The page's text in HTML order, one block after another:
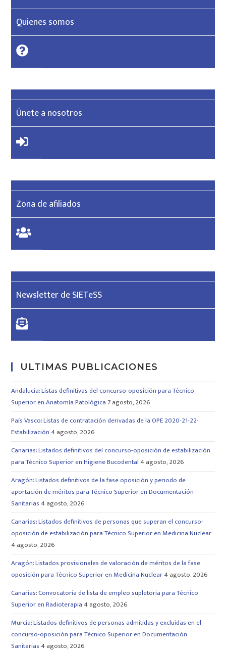
Quienes somos
Únete a nosotros
Zona de afiliados
Newsletter de SIETeSS
ULTIMAS PUBLICACIONES
Andalucía: Listas definitivas del concurso-oposición para Técnico
Superior en Anatomía Patológica 7 agosto, 2026
País Vasco: Listas de contratación derivadas de la OPE 2020-21-22-
Estabilización 4 agosto, 2026
Canarias: Listados definitivos del concurso-oposición de estabilización
para Técnico Superior en Higiene Bucodental 4 agosto, 2026
Aragón: Listados definitivos de la fase oposición y periodo de
aportación de méritos para Técnico Superior en Documentación
Sanitarias 4 agosto, 2026
Canarias: Listados definitivos de personas que superan el concurso-
oposición de estabilización para Técnico Superior en Medicina Nuclear
4 agosto, 2026
Aragón: Listados provisionales de valoración de méritos de la fase
oposición para Técnico Superior en Medicina Nuclear4 agosto, 2026
Canarias: Convocatoria de lista de empleo supletoria para Técnico
Superior en Radioterapia 4 agosto, 2026
Murcia: Listados definitivos de personas admitidas y excluidas en el
concurso-oposición para Técnico Superior en Documentación
Sanitarias 4 agosto, 2026